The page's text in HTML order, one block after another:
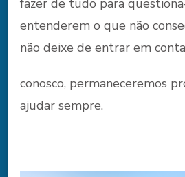
fazer de tudo para
entenderem o que não
não deixe de entrar em
conosco, permaneceremos
ajudar sempre.